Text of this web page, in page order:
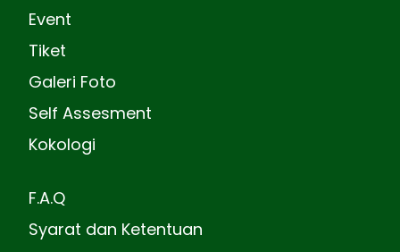
Event
Tiket
Galeri Foto
Self Assesment
Kokologi
F.A.Q
Syarat dan Ketentuan